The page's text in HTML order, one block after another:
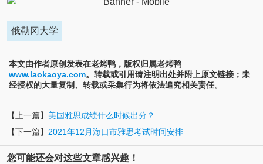
俄勒冈大学
本文由作者原创发表在老烤鸭，版权归属老烤鸭
www.laokaoya.com。转载或引用请注明出处并附上原文链接；未
经授权的大量复制、转载或采集行为将依法追究相关责任。
【上一篇】 美国雅思成绩什么时候出分？
【下一篇】 2021年12月海口市雅思考试时间安排
您可能还会对这些文章感兴趣！